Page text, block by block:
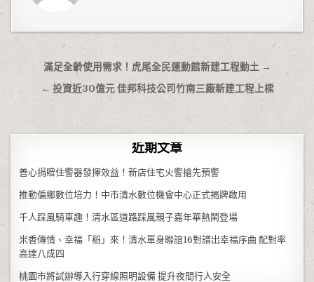
文章導覽
滿足全齡使用需求！虎尾全民運動館新建工程動土 →
← 投資近30億元 佳邦科技公司竹南三廠新建工程上樑
近期文章
善心捐贈住警器發揮效益！新店住宅火警搶先預警
推動偏鄉數位培力！中市清水數位機會中心正式揭牌啟用
千人踩風騎車趣！清水區道路踩風親子嘉年華熱鬧登場
米香傳情、幸福「稻」來！清水單身聯誼16對譜出幸福序曲 配對率
高達八成四
桃園市將試辦導入行穿線照明設備 提升夜間行人安全